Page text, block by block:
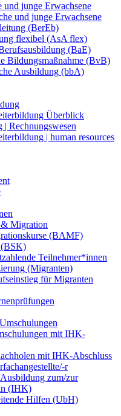
und junge Erwachsene
und junge Erwachsene
(BerEb)
flexibel (AsA flex)
(BaE)
Bildungsmaßnahme (BvB)
Ausbildung (bbA)
Überblick
Rechnungswesen
| human resources
Migration
(BAMF)
(BSK)
Teilnehmer*innen
(Migranten)
für Migranten
mit IHK-
mit IHK-Abschluss
r
zum/zur
(IHK)
Hilfen (UbH)